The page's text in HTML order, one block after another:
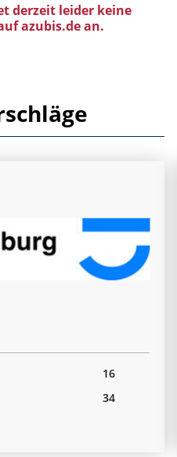
derzeit leider keine
azubis.de an.
16
34